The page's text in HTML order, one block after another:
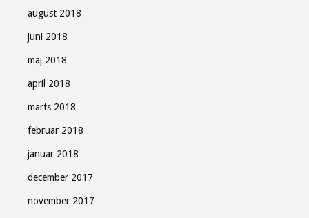
august 2018
juni 2018
maj 2018
april 2018
marts 2018
februar 2018
januar 2018
december 2017
november 2017